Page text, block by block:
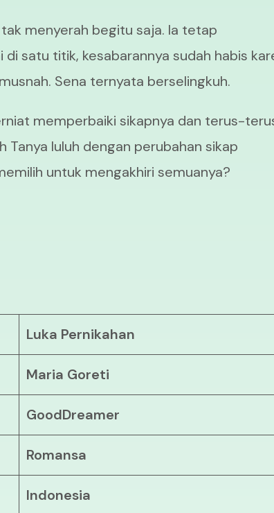
menyerah begitu saja. Ia tetap
satu titik, kesabarannya sudah habis
Sena ternyata berselingkuh.
memperbaiki sikapnya dan terus-
Tanya luluh dengan perubahan sikap
untuk mengakhiri semuanya?
Luka Pernikahan
Maria Goreti
GoodDreamer
Romansa
Indonesia